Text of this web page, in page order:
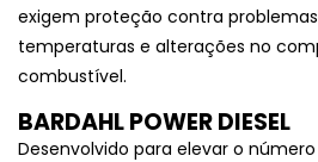
exigem proteção contra
temperaturas e alterações no
combustível.
BARDAHL POWER DIESEL
Desenvolvido para elevar o